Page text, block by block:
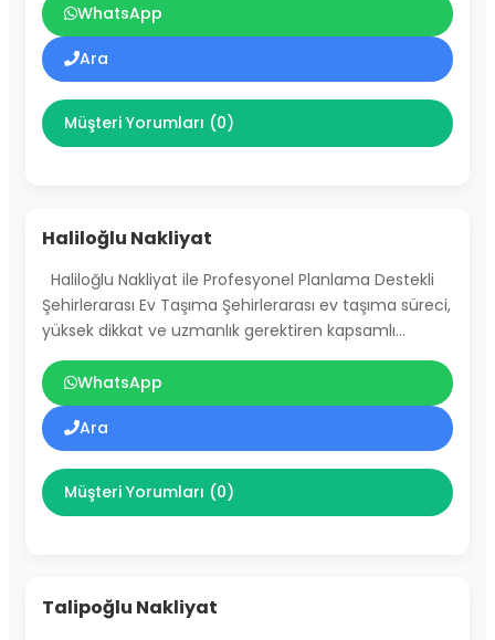
WhatsApp
Ara
Müşteri Yorumları (0)
Haliloğlu Nakliyat
Haliloğlu Nakliyat ile Profesyonel Planlama Destekli
Şehirlerarası Ev Taşıma Şehirlerarası ev taşıma süreci,
yüksek dikkat ve uzmanlık gerektiren kapsamlı…
WhatsApp
Ara
Müşteri Yorumları (0)
Talipoğlu Nakliyat